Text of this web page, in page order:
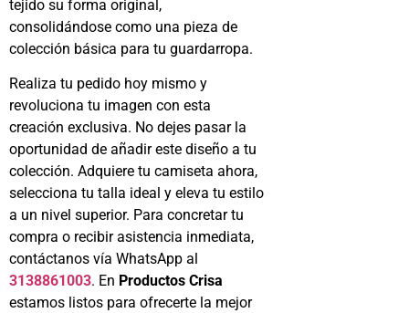
tejido su forma original,
consolidándose como una pieza de
colección básica para tu guardarropa.
Realiza tu pedido hoy mismo y
revoluciona tu imagen con esta
creación exclusiva. No dejes pasar la
oportunidad de añadir este diseño a tu
colección. Adquiere tu camiseta ahora,
selecciona tu talla ideal y eleva tu estilo
a un nivel superior. Para concretar tu
compra o recibir asistencia inmediata,
contáctanos vía WhatsApp al
3138861003. En Productos Crisa
estamos listos para ofrecerte la mejor